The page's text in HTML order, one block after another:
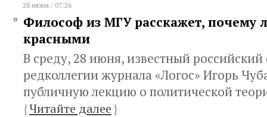
28 июня / 07:26
Философ из МГУ расскажет, почему
красными
В среду, 28 июня, известный
редколлегии журнала «Логос» Игорь
публичную лекцию о политической
{Читайте далее}